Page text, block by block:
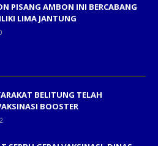
PISANG AMBON INI BERCABANG
LIMA JANTUNG
BELITUNG TELAH
BOOSTER